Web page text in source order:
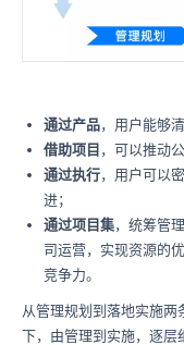
通过产品，用户能够
借助项目 ，可以推动
通过执行，用户可以
进；
通过项目集，统筹管
司运营，实现资源的
竞争力。
从管理规划到落地实施
下，由管理到实施，逐层